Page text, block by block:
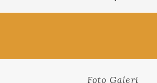
Foto Galeri